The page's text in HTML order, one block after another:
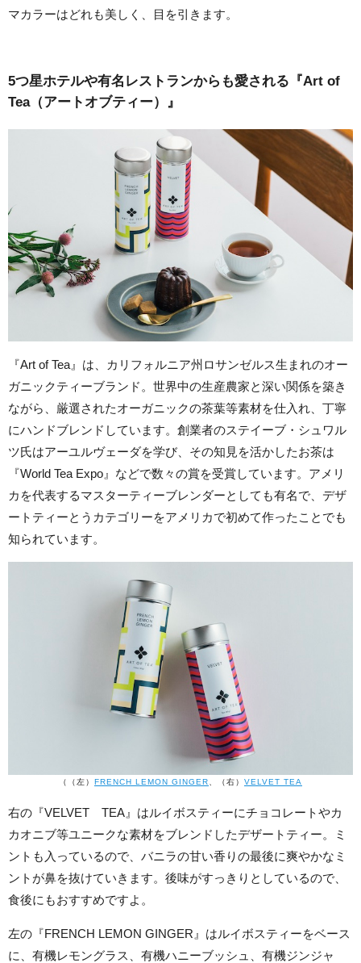
マカラーはどれも美しく、目を引きます。
5つ星ホテルや有名レストランからも愛される『Art of
Tea（アートオブティー）』
『Art of Tea』は、カリフォルニア州ロサンゼルス生まれのオー
ガニックティーブランド。世界中の生産農家と深い関係を築き
ながら、厳選されたオーガニックの茶葉等素材を仕入れ、丁寧
にハンドブレンドしています。創業者のステイーブ・シュワル
ツ氏はアーユルヴェーダを学び、その知見を活かしたお茶は
『World Tea Expo』などで数々の賞を受賞しています。アメリ
カを代表するマスターティーブレンダーとしても有名で、デザ
ートティーとうカテゴリーをアメリカで初めて作ったことでも
知られています。
（（左） FRENCH LEMON GINGER 、（右） VELVET TEA
右の『VELVET TEA』はルイボスティーにチョコレートやカ
カオニブ等ユニークな素材をブレンドしたデザートティー。ミ
ントも入っているので、バニラの甘い香りの最後に爽やかなミ
ントが鼻を抜けていきます。後味がすっきりとしているので、
食後にもおすすめですよ。
左の『FRENCH LEMON GINGER』はルイボスティーをベース
に、有機レモングラス、有機ハニーブッシュ、有機ジンジャ